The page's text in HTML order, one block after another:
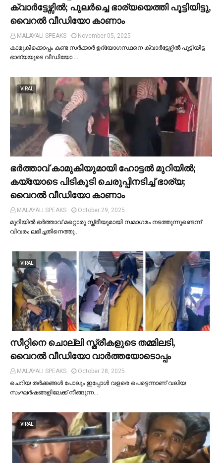
ക്വാര്‍ട്ടേഴ്സില്‍; പുലര്‍ച്ചെ ഭാര്യയെത്തി പൂട്ടിയിട്ടു,
വൈറല്‍ വീഡിയോ കാണാം
MALAYALI SPEAKS
November 05, 2025
കാമുകിക്കൊപ്പം കണ്ട സർക്കാർ ഉദ്യോഗസ്ഥനെ ക്വാർട്ടേഴ്സില്‍ പൂട്ടിയിട്ട
ഭാര്യയുടെ വീഡിയോ …
VIRAL
ഭര്‍ത്താവ് കാമുകിയുമായി ഹോട്ടല്‍ മുറിയില്‍;
കയ്യോടെ പിടികൂടി ചെരുപ്പിനടിച്ച്‌ ഭാര്യ;
വൈറൽ വീഡിയോ കാണാം
MALAYALI SPEAKS
October 29, 2025
മുറിയില്‍ ഭർത്താവ് മറ്റൊരു സ്ത്രീയുമായി സമാഗമം നടത്തുന്നുണ്ടെന്ന്
വിവരം ലഭിച്ചതിനെത്തു…
VIRAL
സീറ്റിനെ ചൊല്ലി സ്ത്രീകളുടെ തമ്മിലടി,
വൈറല്‍ വീഡിയോ വാർത്തയോടൊപ്പം
MALAYALI SPEAKS
October 28, 2025
ചെറിയ തര്‍ക്കങ്ങള്‍ പോലും ഇപ്പോള്‍ വളരെ പെട്ടെന്നാണ് വലിയ
സംഘര്‍ഷങ്ങളിലേക്ക് നീങ്ങുന്ന…
VIRAL